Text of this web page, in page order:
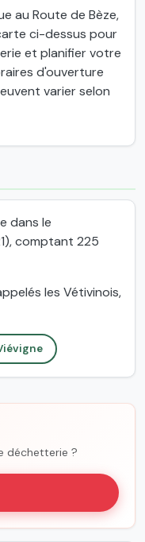
au Route de Bèze,
ci-dessus pour
et planifier votre
d'ouverture
varier selon
dans le
comptant 225
les Vétivinois,
déchetterie ?